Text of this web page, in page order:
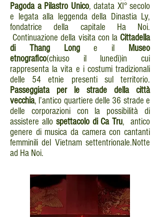
Pagoda a Pilastro Unico, datata XI° secolo
e legata alla leggenda della Dinastia Ly,
fondatrice della capitale Ha Noi.
Continuazione della visita con la Cittadella
di Thang Longe il
Museo
etnografico(chiuso il lunedì)in cui
rappresenta la vita e i costumi tradizionali
delle 54 etnie presenti sul territorio.
Passeggiata per le strade della città
vecchia, l’antico quartiere delle 36 strade e
delle corporazioni con la possibilità di
assistere allo spettacolo di Ca Tru, antico
genere di musica da camera con cantanti
femminili del Vietnam settentrionale.Notte
ad Ha Noi.